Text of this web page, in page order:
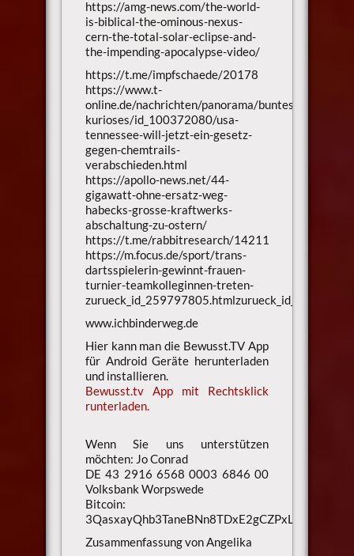
https://amg-news.com/the-world-
is-biblical-the-ominous-nexus-
cern-the-total-solar-eclipse-and-
the-impending-apocalypse-video/
https://t.me/impfschaede/20178
https://www.t-
online.de/nachrichten/panorama/buntes-
kurioses/id_100372080/usa-
tennessee-will-jetzt-ein-gesetz-
gegen-chemtrails-
verabschieden.html
https://apollo-news.net/44-
gigawatt-ohne-ersatz-weg-
habecks-grosse-kraftwerks-
abschaltung-zu-ostern/
https://t.me/rabbitresearch/14211
https://m.focus.de/sport/trans-
dartsspielerin-gewinnt-frauen-
turnier-teamkolleginnen-treten-
www.ichbinderweg.de
Hier kann man die Bewusst.TV App
für Android Geräte herunterladen
und installieren.
Bewusst.tv App mit Rechtsklick
runterladen.
Wenn Sie uns unterstützen
möchten: Jo Conrad
DE 43 2916 6568 0003 6846 00
Volksbank Worpswede
Bitcoin:
3QasxayQhb3TaneBNn8TDxE2gCZPxLaXsU
Zusammenfassung von Angelika